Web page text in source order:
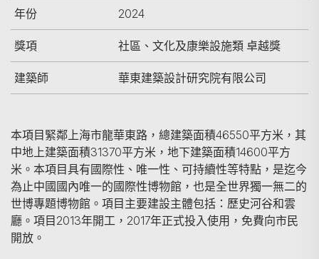
年份 2024
獎項 社區、文化及康樂設施類 卓越獎
建築師 華東建築設計研究院有限公司
本項目緊鄰上海市龍華東路，總建築面積46550平方米，其
中地上建築面積31370平方米，地下建築面積14600平方
米。本項目具有國際性、唯一性、可持續性等特點，是迄今
為止中國國內唯一的國際性博物館，也是全世界獨一無二的
世博專題博物館。項目主要建設主體包括：歷史河谷和雲
廳。項目2013年開工，2017年正式投入使用，免費向市民
開放。